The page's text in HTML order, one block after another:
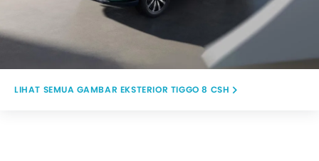
GAMBAR EKSTERIOR TIGGO 8 CSH